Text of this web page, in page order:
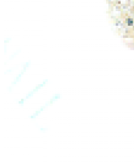
消費者志向自